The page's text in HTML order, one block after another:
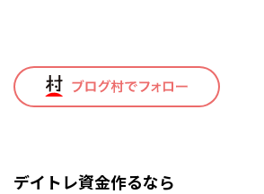
デイトレ資金作るなら